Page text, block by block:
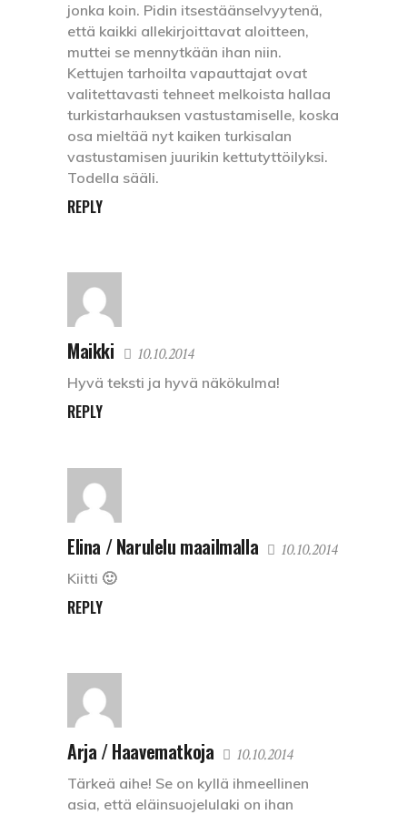
jonka koin. Pidin itsestäänselvyytenä,
että kaikki allekirjoittavat aloitteen,
muttei se mennytkään ihan niin.
Kettujen tarhoilta vapauttajat ovat
valitettavasti tehneet melkoista hallaa
turkistarhauksen vastustamiselle, koska
osa mieltää nyt kaiken turkisalan
vastustamisen juurikin kettutyttöilyksi.
Todella sääli.
REPLY
Maikki 10.10.2014
Hyvä teksti ja hyvä näkökulma!
REPLY
Elina / Narulelu maailmalla 10.10.2014
Kiitti 🙂
REPLY
Arja / Haavematkoja 10.10.2014
Tärkeä aihe! Se on kyllä ihmeellinen
asia, että eläinsuojelulaki on ihan